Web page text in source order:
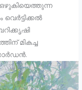
വെർട്ടിക്കൽ
മികച്ച